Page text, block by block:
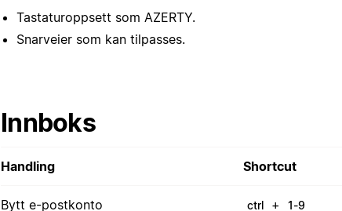
Tastaturoppsett som AZERTY.
Snarveier som kan tilpasses.
Innboks
Handling Shortcut
Bytt e-postkonto ctrl + 1-9